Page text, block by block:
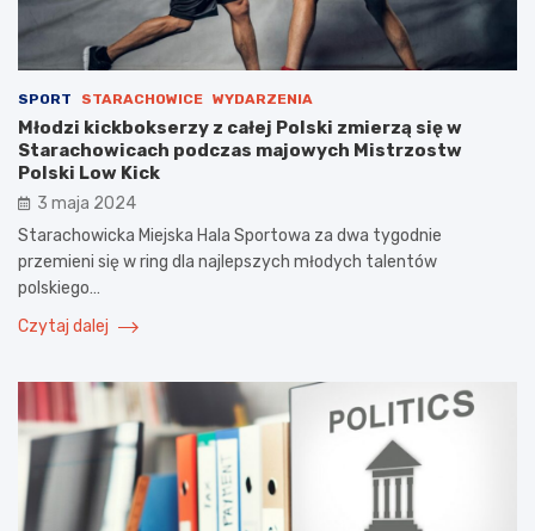
SPORT STARACHOWICE WYDARZENIA
Młodzi kickbokserzy z całej Polski zmierzą się w
Starachowicach podczas majowych Mistrzostw
Polski Low Kick
3 maja 2024
Starachowicka Miejska Hala Sportowa za dwa tygodnie
przemieni się w ring dla najlepszych młodych talentów
polskiego…
Czytaj dalej